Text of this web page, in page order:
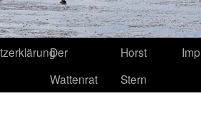
Der
Wattenrat
Horst
Stern